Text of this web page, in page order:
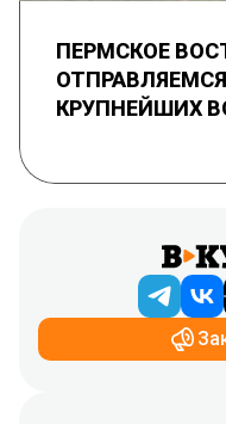
ПЕРМСКОЕ
КРУПНЕЙШИХ